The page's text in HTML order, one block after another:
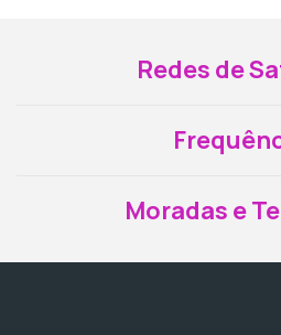
Redes de
Moradas e